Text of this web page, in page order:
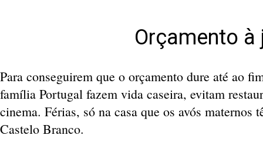
Orçamento à
Para conseguirem que o orçamento dure até ao
família Portugal fazem vida caseira, evitam
cinema. Férias, só na casa que os avós
Castelo Branco.